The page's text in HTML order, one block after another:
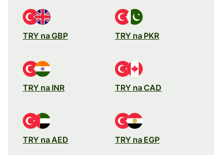
TRY na GBP TRY na PKR
TRY na INR TRY na CAD
TRY na AED TRY na EGP